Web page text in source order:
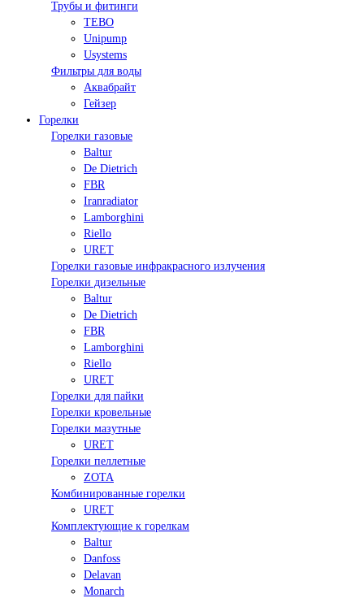
Трубы и фитинги
TEBO
Unipump
Usystems
Фильтры для воды
Аквабрайт
Гейзер
Горелки
Горелки газовые
Baltur
De Dietrich
FBR
Iranradiator
Lamborghini
Riello
URET
Горелки газовые инфракрасного излучения
Горелки дизельные
Baltur
De Dietrich
FBR
Lamborghini
Riello
URET
Горелки для пайки
Горелки кровельные
Горелки мазутные
URET
Горелки пеллетные
ZOTA
Комбинированные горелки
URET
Комплектующие к горелкам
Baltur
Danfoss
Delavan
Monarch